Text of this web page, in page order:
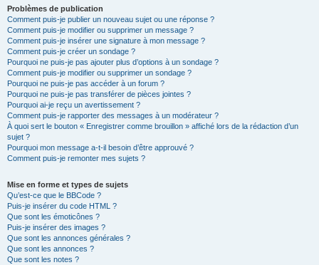
Problèmes de publication
Comment puis-je publier un nouveau sujet ou une réponse ?
Comment puis-je modifier ou supprimer un message ?
Comment puis-je insérer une signature à mon message ?
Comment puis-je créer un sondage ?
Pourquoi ne puis-je pas ajouter plus d’options à un sondage ?
Comment puis-je modifier ou supprimer un sondage ?
Pourquoi ne puis-je pas accéder à un forum ?
Pourquoi ne puis-je pas transférer de pièces jointes ?
Pourquoi ai-je reçu un avertissement ?
Comment puis-je rapporter des messages à un modérateur ?
À quoi sert le bouton « Enregistrer comme brouillon » affiché lors de la rédaction d’un
sujet ?
Pourquoi mon message a-t-il besoin d’être approuvé ?
Comment puis-je remonter mes sujets ?
Mise en forme et types de sujets
Qu’est-ce que le BBCode ?
Puis-je insérer du code HTML ?
Que sont les émoticônes ?
Puis-je insérer des images ?
Que sont les annonces générales ?
Que sont les annonces ?
Que sont les notes ?